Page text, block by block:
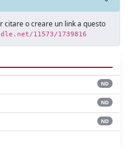
citare o creare un link a questo
11573/1739816
ND
ND
ND